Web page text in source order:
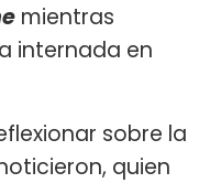
mientras
internada en
sobre la
quien